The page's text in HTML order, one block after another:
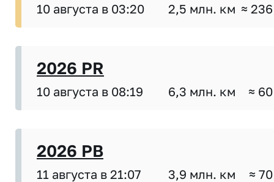
10 августа в 03:20 2,5 млн. км ≈
2026 PR
10 августа в 08:19 6,3 млн. км ≈
2026 PB
11 августа в 21:07 3,9 млн. км ≈